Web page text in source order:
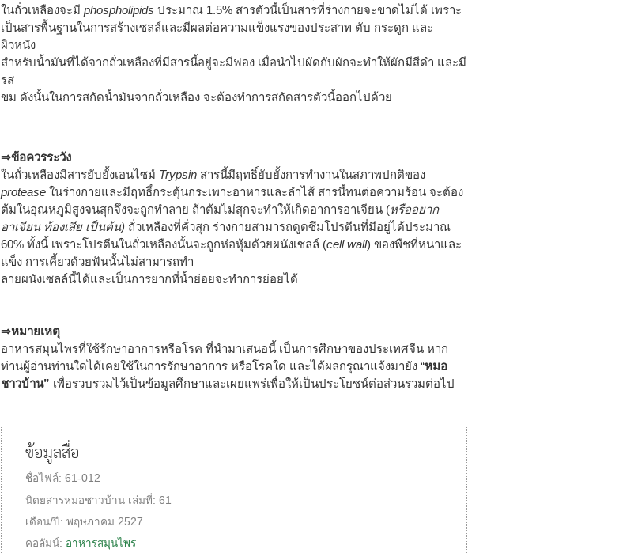
ในถั่วเหลืองจะมี phospholipids ประมาณ 1.5% สารตัวนี้เป็นสารที่ร่างกายจะขาดไม่ได้ เพราะ
เป็นสารพื้นฐานในการสร้างเซลล์และมีผลต่อความแข็งแรงของประสาท ตับ กระดูก และ
ผิวหนัง
สำหรับน้ำมันที่ได้จากถั่วเหลืองที่มีสารนี้อยู่จะมีฟอง เมื่อนำไปผัดกับผักจะทำให้ผักมีสีดำ และมี
รส
ขม ดังนั้นในการสกัดน้ำมันจากถั่วเหลือง จะต้องทำการสกัดสารตัวนี้ออกไปด้วย
⇒ข้อควรระวัง
ในถั่วเหลืองมีสารยับยั้งเอนไซม์ Trypsin สารนี้มีฤทธิ์ยับยั้งการทำงานในสภาพปกติของ
protease ในร่างกายและมีฤทธิ์กระตุ้นกระเพาะอาหารและลำไส้ สารนี้ทนต่อความร้อน จะต้อง
ต้มในอุณหภูมิสูงจนสุกจึงจะถูกทำลาย ถ้าต้มไม่สุกจะทำให้เกิดอาการอาเจียน (หรืออยาก
อาเจียน ท้องเสีย เป็นต้น) ถั่วเหลืองที่คั่วสุก ร่างกายสามารถดูดซึมโปรตีนที่มีอยู่ได้ประมาณ
60% ทั้งนี้ เพราะโปรตีนในถั่วเหลืองนั้นจะถูกห่อหุ้มด้วยผนังเซลล์ (cell wall) ของพืชที่หนาและ
แข็ง การเคี้ยวด้วยฟันนั้นไม่สามารถทำ
ลายผนังเซลล์นี้ได้และเป็นการยากที่น้ำย่อยจะทำการย่อยได้
⇒หมายเหตุ
อาหารสมุนไพรที่ใช้รักษาอาการหรือโรค ที่นำมาเสนอนี้ เป็นการศึกษาของประเทศจีน หาก
ท่านผู้อ่านท่านใดได้เคยใช้ในการรักษาอาการ หรือโรคใด และได้ผลกรุณาแจ้งมายัง “หมอ
ชาวบ้าน” เพื่อรวบรวมไว้เป็นข้อมูลศึกษาและเผยแพร่เพื่อให้เป็นประโยชน์ต่อส่วนรวมต่อไป
ข้อมูลสื่อ
ชื่อไฟล์: 61-012
นิตยสารหมอชาวบ้าน เล่มที่: 61
เดือน/ปี: พฤษภาคม 2527
คอลัมน์: อาหารสมุนไพร